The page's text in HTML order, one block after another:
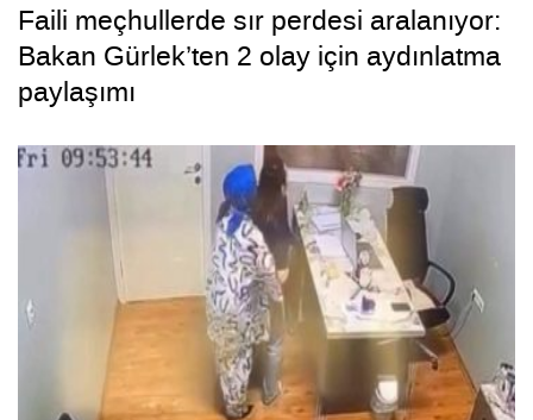
Faili meçhullerde sır perdesi aralanıyor:
Bakan Gürlek’ten 2 olay için aydınlatma
paylaşımı